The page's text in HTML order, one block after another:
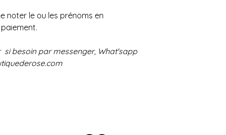
noter le ou les prénoms en
besoin par messenger, What'sapp